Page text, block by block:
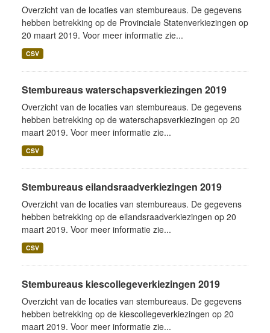
Overzicht van de locaties van stembureaus. De gegevens
hebben betrekking op de Provinciale Statenverkiezingen op
20 maart 2019. Voor meer informatie zie...
CSV
Stembureaus waterschapsverkiezingen 2019
Overzicht van de locaties van stembureaus. De gegevens
hebben betrekking op de waterschapsverkiezingen op 20
maart 2019. Voor meer informatie zie...
CSV
Stembureaus eilandsraadverkiezingen 2019
Overzicht van de locaties van stembureaus. De gegevens
hebben betrekking op de eilandsraadverkiezingen op 20
maart 2019. Voor meer informatie zie...
CSV
Stembureaus kiescollegeverkiezingen 2019
Overzicht van de locaties van stembureaus. De gegevens
hebben betrekking op de kiescollegeverkiezingen op 20
maart 2019. Voor meer informatie zie...